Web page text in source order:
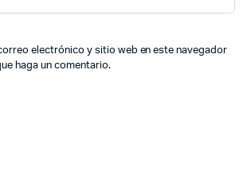
electrónico y sitio web en este navegador
haga un comentario.